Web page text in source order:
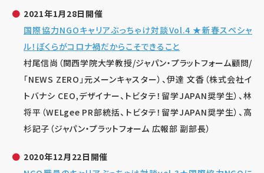
2021年1月28日開催
国際協力NGOキャリアぶっちゃけ対談Vol.4 ★新春スペシャ
ル！ぼくらがコロナ禍だからこそできること
村尾信尚（関西学院大学教授/ジャパン・プラットフォーム顧問/
「NEWS ZERO」元メーンキャスター）、伊達 文香（株式会社イ
トバナシ CEO,デザイナー、トビタテ！留学JAPAN奨学生）、林
将平（WELgee PR部統括、トビタテ！留学JAPAN奨学生）、高
杉記子（ジャパン・プラットフォーム 広報部 副部長）
2020年12月22日開催